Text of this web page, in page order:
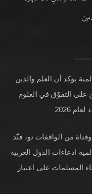
يؤكد أن العلم والدين
على التفوّق في العلوم
2026
أكثر من 1700 امرأة وفتاة من الواقفات نو، فنّد
ادعاءات الدول الغربية
المسلمات على اعتبار